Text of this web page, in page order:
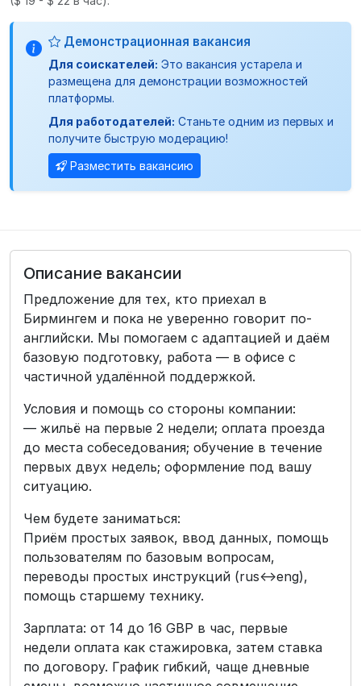
Демонстрационная вакансия
Для соискателей: Это вакансия устарела и
размещена для демонстрации возможностей
платформы.
Для работодателей: Станьте одним из первых и
получите быструю модерацию!
Разместить вакансию
Описание вакансии
Предложение для тех, кто приехал в
Бирмингем и пока не уверенно говорит по-
английски. Мы помогаем с адаптацией и даём
базовую подготовку, работа — в офисе с
частичной удалённой поддержкой.
Условия и помощь со стороны компании:
— жильё на первые 2 недели; оплата проезда
до места собеседования; обучение в течение
первых двух недель; оформление под вашу
ситуацию.
Чем будете заниматься:
Приём простых заявок, ввод данных, помощь
пользователям по базовым вопросам,
переводы простых инструкций (rus↔eng),
помощь старшему технику.
Зарплата: от 14 до 16 GBP в час, первые
недели оплата как стажировка, затем ставка
по договору. График гибкий, чаще дневные